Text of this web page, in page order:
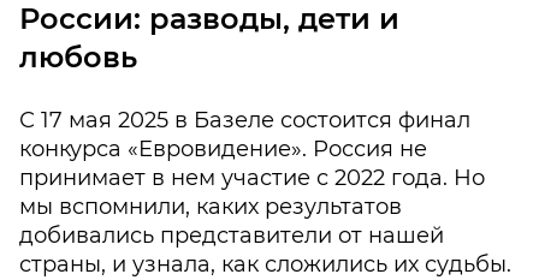
России: разводы, дети и
любовь
С 17 мая 2025 в Базеле состоится финал
конкурса «Евровидение». Россия не
принимает в нем участие с 2022 года. Но
мы вспомнили, каких результатов
добивались представители от нашей
страны, и узнала, как сложились их судьбы.